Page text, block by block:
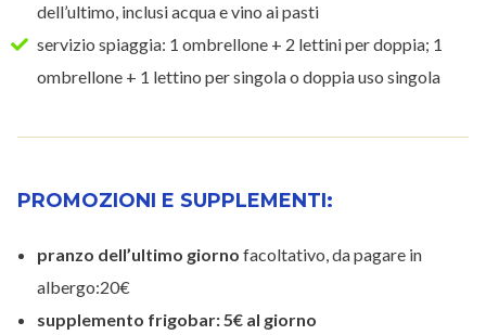
dell’ultimo, inclusi acqua e vino ai pasti
servizio spiaggia: 1 ombrellone + 2 lettini per doppia; 1
ombrellone + 1 lettino per singola o doppia uso singola
PROMOZIONI E SUPPLEMENTI:
pranzo dell’ultimo giorno facoltativo, da pagare in
albergo:20€
supplemento frigobar: 5€ al giorno